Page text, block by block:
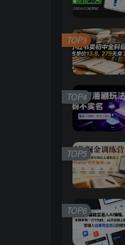
TOP3
TOP4
TOP5
TOP6